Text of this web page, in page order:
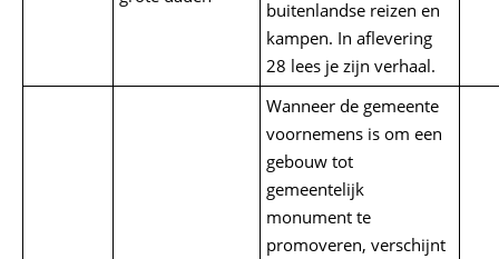
buitenlandse reizen en
kampen. In aflevering
28 lees je zijn verhaal.
Wanneer de gemeente
voornemens is om een
gebouw tot
gemeentelijk
monument te
promoveren, verschijnt